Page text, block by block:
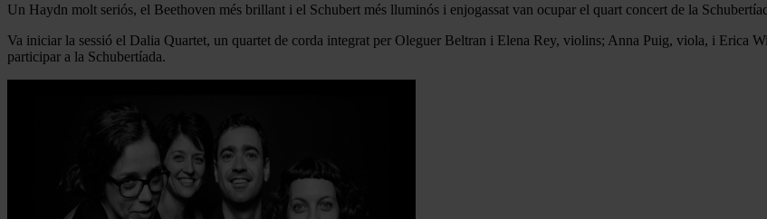
Un Haydn molt seriós, el Beethoven més brillant i el Schubert més lluminós i enjogassat van ocupar el quart concert de la
Va iniciar la sessió el Dalia Quartet, un quartet de corda integrat per Oleguer Beltran i Elena Rey, violins; Anna Puig, viola, i Erica
participar a la Schubertíada.